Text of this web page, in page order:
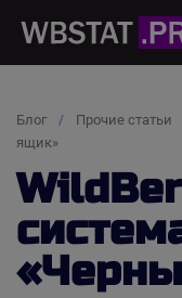
Блог Прочие статьи
ящик»